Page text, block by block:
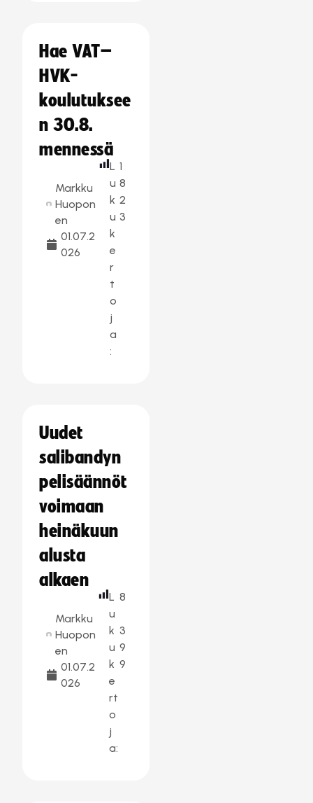
Hae VAT–
HVK-
koulutuksee
n 30.8.
mennessä
Markku
Huopon
en
01.07.2
026
L
u
k
u
k
e
r
t
o
j
a
:
1
8
2
3
Uudet
salibandyn
pelisäännöt
voimaan
heinäkuun
alusta
alkaen
Markku
Huopon
en
01.07.2
026
L
u
k
u
k
e
rt
o
j
a:
8
3
9
9